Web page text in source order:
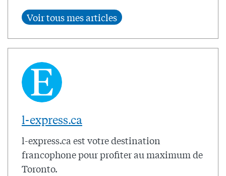
l-express.ca
l-express.ca est votre destination
francophone pour profiter au maximum de
Toronto.